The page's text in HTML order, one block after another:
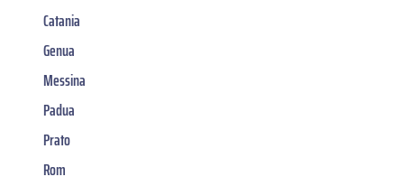
Catania
Genua
Messina
Padua
Prato
Rom